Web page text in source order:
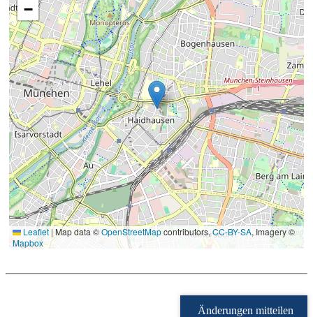
−
Leaflet |Map data ©OpenStreetMapcontributors,CC-BY-SA, Imagery ©
Mapbox
Änderungen mitteilen